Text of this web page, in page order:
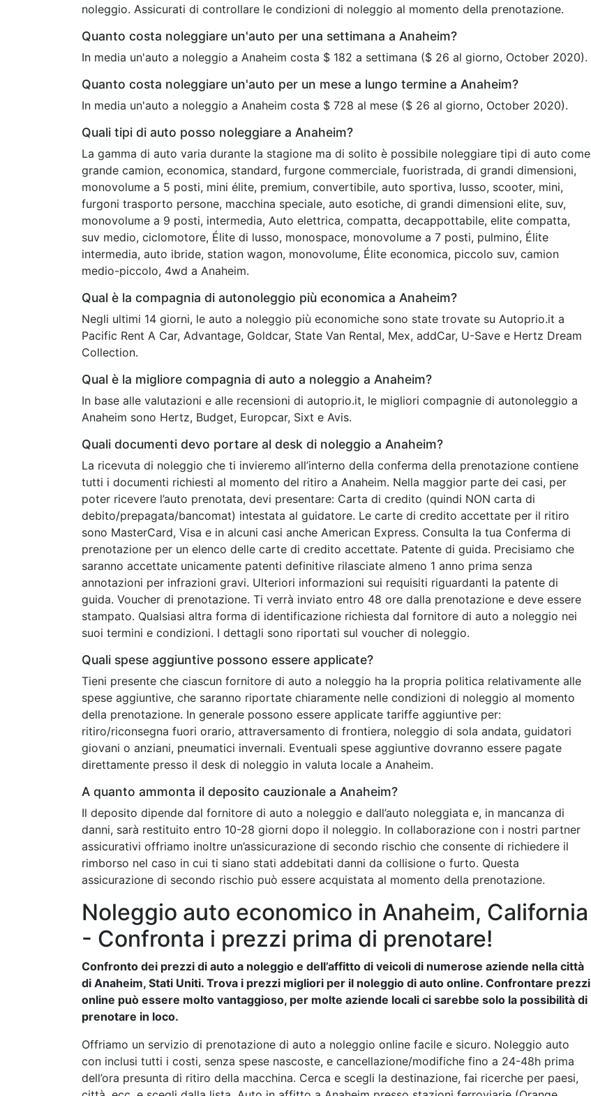
noleggio. Assicurati di controllare le condizioni di noleggio al momento della prenotazione.
Quanto costa noleggiare un'auto per una settimana a Anaheim?
In media un'auto a noleggio a Anaheim costa $ 182 a settimana ($ 26 al giorno, October 2020).
Quanto costa noleggiare un'auto per un mese a lungo termine a Anaheim?
In media un'auto a noleggio a Anaheim costa $ 728 al mese ($ 26 al giorno, October 2020).
Quali tipi di auto posso noleggiare a Anaheim?
La gamma di auto varia durante la stagione ma di solito è possibile noleggiare tipi di auto come
grande camion, economica, standard, furgone commerciale, fuoristrada, di grandi dimensioni,
monovolume a 5 posti, mini élite, premium, convertibile, auto sportiva, lusso, scooter, mini,
furgoni trasporto persone, macchina speciale, auto esotiche, di grandi dimensioni elite, suv,
monovolume a 9 posti, intermedia, Auto elettrica, compatta, decappottabile, elite compatta,
suv medio, ciclomotore, Élite di lusso, monospace, monovolume a 7 posti, pulmino, Élite
intermedia, auto ibride, station wagon, monovolume, Élite economica, piccolo suv, camion
medio-piccolo, 4wd a Anaheim.
Qual è la compagnia di autonoleggio più economica a Anaheim?
Negli ultimi 14 giorni, le auto a noleggio più economiche sono state trovate su Autoprio.it a
Pacific Rent A Car, Advantage, Goldcar, State Van Rental, Mex, addCar, U-Save e Hertz Dream
Collection.
Qual è la migliore compagnia di auto a noleggio a Anaheim?
In base alle valutazioni e alle recensioni di autoprio.it, le migliori compagnie di autonoleggio a
Anaheim sono Hertz, Budget, Europcar, Sixt e Avis.
Quali documenti devo portare al desk di noleggio a Anaheim?
La ricevuta di noleggio che ti invieremo all’interno della conferma della prenotazione contiene
tutti i documenti richiesti al momento del ritiro a Anaheim. Nella maggior parte dei casi, per
poter ricevere l’auto prenotata, devi presentare: Carta di credito (quindi NON carta di
debito/prepagata/bancomat) intestata al guidatore. Le carte di credito accettate per il ritiro
sono MasterCard, Visa e in alcuni casi anche American Express. Consulta la tua Conferma di
prenotazione per un elenco delle carte di credito accettate. Patente di guida. Precisiamo che
saranno accettate unicamente patenti definitive rilasciate almeno 1 anno prima senza
annotazioni per infrazioni gravi. Ulteriori informazioni sui requisiti riguardanti la patente di
guida. Voucher di prenotazione. Ti verrà inviato entro 48 ore dalla prenotazione e deve essere
stampato. Qualsiasi altra forma di identificazione richiesta dal fornitore di auto a noleggio nei
suoi termini e condizioni. I dettagli sono riportati sul voucher di noleggio.
Quali spese aggiuntive possono essere applicate?
Tieni presente che ciascun fornitore di auto a noleggio ha la propria politica relativamente alle
spese aggiuntive, che saranno riportate chiaramente nelle condizioni di noleggio al momento
della prenotazione. In generale possono essere applicate tariffe aggiuntive per:
ritiro/riconsegna fuori orario, attraversamento di frontiera, noleggio di sola andata, guidatori
giovani o anziani, pneumatici invernali. Eventuali spese aggiuntive dovranno essere pagate
direttamente presso il desk di noleggio in valuta locale a Anaheim.
A quanto ammonta il deposito cauzionale a Anaheim?
Il deposito dipende dal fornitore di auto a noleggio e dall’auto noleggiata e, in mancanza di
danni, sarà restituito entro 10-28 giorni dopo il noleggio. In collaborazione con i nostri partner
assicurativi offriamo inoltre un’assicurazione di secondo rischio che consente di richiedere il
rimborso nel caso in cui ti siano stati addebitati danni da collisione o furto. Questa
assicurazione di secondo rischio può essere acquistata al momento della prenotazione.
Noleggio auto economico in Anaheim, California
- Confronta i prezzi prima di prenotare!
Confronto dei prezzi di auto a noleggio e dell’affitto di veicoli di numerose aziende nella città
di Anaheim, Stati Uniti. Trova i prezzi migliori per il noleggio di auto online. Confrontare prezzi
online può essere molto vantaggioso, per molte aziende locali ci sarebbe solo la possibilità di
prenotare in loco.
Offriamo un servizio di prenotazione di auto a noleggio online facile e sicuro. Noleggio auto
con inclusi tutti i costi, senza spese nascoste, e cancellazione/modifiche fino a 24-48h prima
dell’ora presunta di ritiro della macchina. Cerca e scegli la destinazione, fai ricerche per paesi,